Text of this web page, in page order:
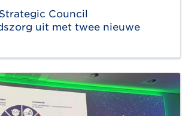
Council
uit met twee nieuwe